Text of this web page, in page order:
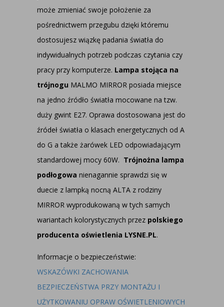
może zmieniać swoje położenie za
pośrednictwem przegubu dzięki któremu
dostosujesz wiązkę padania światła do
indywidualnych potrzeb podczas czytania czy
pracy przy komputerze. Lampa stojąca na
trójnogu MALMO MIRROR posiada miejsce
na jedno źródło światła mocowane na tzw.
duży gwint E27. Oprawa dostosowana jest do
źródeł światła o klasach energetycznych od A
do G a także żarówek LED odpowiadającym
standardowej mocy 60W. Trójnożna lampa
podłogowa nienagannie sprawdzi się w
duecie z lampką nocną ALTA z rodziny
MIRROR wyprodukowaną w tych samych
wariantach kolorystycznych przez polskiego
producenta oświetlenia LYSNE.PL.
Informacje o bezpieczeństwie:
WSKAZÓWKI ZACHOWANIA
BEZPIECZEŃSTWA PRZY MONTAŻU I
UŻYTKOWANIU OPRAW OŚWIETLENIOWYCH